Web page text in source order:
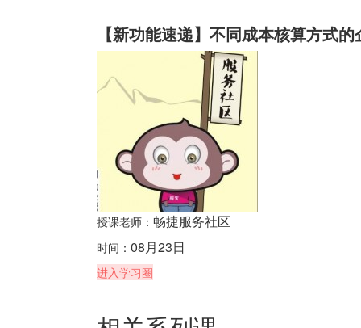
【新功能速递】不同成本核算方式
授课老师： 畅捷服务社区
时间： 08月23日
进入学习圈